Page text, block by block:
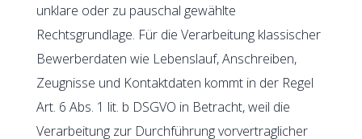
unklare oder zu pauschal gewählte
Rechtsgrundlage. Für die Verarbeitung klassischer
Bewerberdaten wie Lebenslauf, Anschreiben,
Zeugnisse und Kontaktdaten kommt in der Regel
Art. 6 Abs. 1 lit. b DSGVO in Betracht, weil die
Verarbeitung zur Durchführung vorvertraglicher